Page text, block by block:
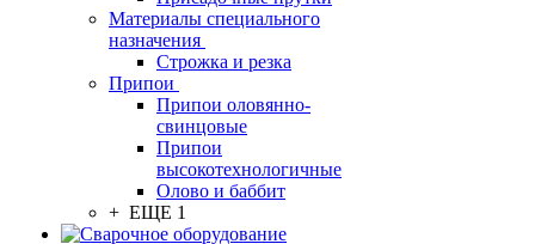
Материалы специального
назначения
Строжка и резка
Припои
Припои оловянно-
свинцовые
Припои
высокотехнологичные
Олово и баббит
+ ЕЩЕ 1